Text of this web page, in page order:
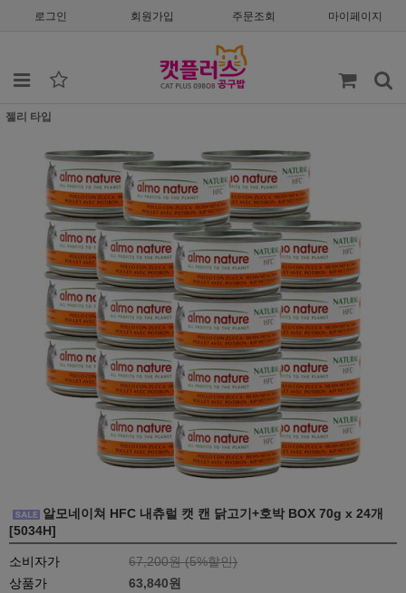
로그인 회원가입 주문조회 마이페이지
젤리 타입
알모네이쳐 HFC 내츄럴 캣 캔 닭고기+호박 BOX 70g x 24개
[5034H]
소비자가 67,200원 (5%할인)
상품가
63,840원